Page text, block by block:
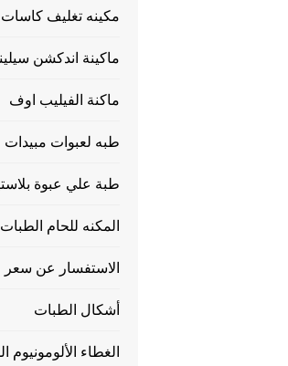
مكينه تغليف كاسات
ماكينة اندكشن
ماكنة الفيليب اوف
طبه لعبوات مبيدات
طبة علي عبوة
المكنه للحام الطبات
الاستفسار عن سعر
أشكال الطبات
الغطاء الألومونيوم